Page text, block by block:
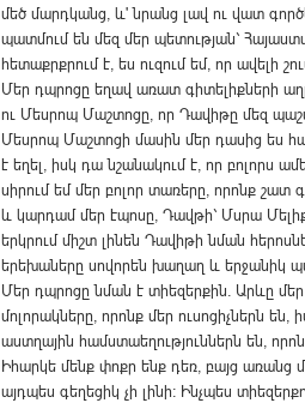
մեծ մարդկանց, և' նրանց լավ ու վատ
պատմում են մեզ մեր պետության`
հետաքրքրում է, ես ուզում եմ, որ ավելի
Մեր դպրոցը եղավ առատ գիտելիքների
ու Մեսրոպ Մաշտոցը, որ Դավիթը մեզ
Մեսրոպ Մաշտոցի մասին մեր դասից ես
է եղել, իսկ դա նշանակում է, որ
սիրում եմ մեր բոլոր տառերը, որոնք շատ
և կարդամ մեր էպոսը, Դավթի` Մսրա
երկրում միշտ լինեն Դավիթի նման
երեխաները սովորեն խաղաղ և երջանիկ
Մեր դպրոցը նման է տիեզերքին. Արևը
մոլորակները, որոնք մեր ուսոցիչներն
աստղային համստաեղություններն են,
Իհարկե մենք փոքր ենք դեռ, բայց առանց
այդպես գեղեցիկ չի լինի: Ինչպես